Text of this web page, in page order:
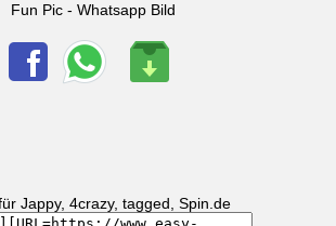
Fun Pic - Whatsapp Bild
Jappy, 4crazy, tagged, Spin.de